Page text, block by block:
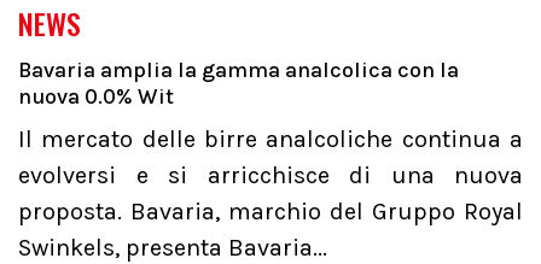
NEWS
Bavaria amplia la gamma analcolica con la
nuova 0.0% Wit
Il mercato delle birre analcoliche continua a
evolversi e si arricchisce di una nuova
proposta. Bavaria, marchio del Gruppo Royal
Swinkels, presenta Bavaria...